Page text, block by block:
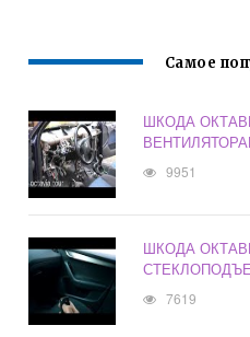
Самое
ШКОДА
9951
ШКОДА
7619